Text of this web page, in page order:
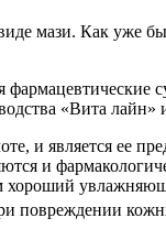
мази. Как уже
«Вита лайн»
и является ее
и
хороший